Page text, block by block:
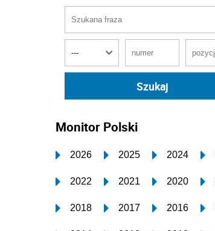
Monitor Polski
2026 2025 2024
2022 2021 2020
2018 2017 2016